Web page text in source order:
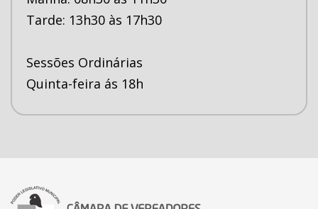
Tarde: 13h30 às 17h30
Sessões Ordinárias
Quinta-feira ás 18h